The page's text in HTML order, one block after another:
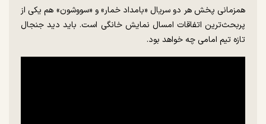
همزمانی پخش هر دو سریال «بامداد خمار» و «سووشون» هم یکی از
پربحث‌ترین اتفاقات امسال نمایش خانگی است. باید دید جنجال
تازه تیم امامى چه خواهد بود.